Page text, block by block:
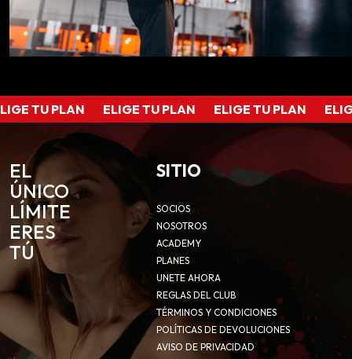
TU PLAN ELIGE TU PLAN ELIGE TU PLAN
EL
ÚNICO
LÍMITE
ERES
TÚ
SITIO
SOCIOS
NOSOTROS
ACADEMY
PLANES
UNETE AHORA
REGLAS DEL CLUB
TÉRMINOS Y CONDICIONES
POLÍTICAS DE DEVOLUCIONES
AVISO DE PRIVACIDAD